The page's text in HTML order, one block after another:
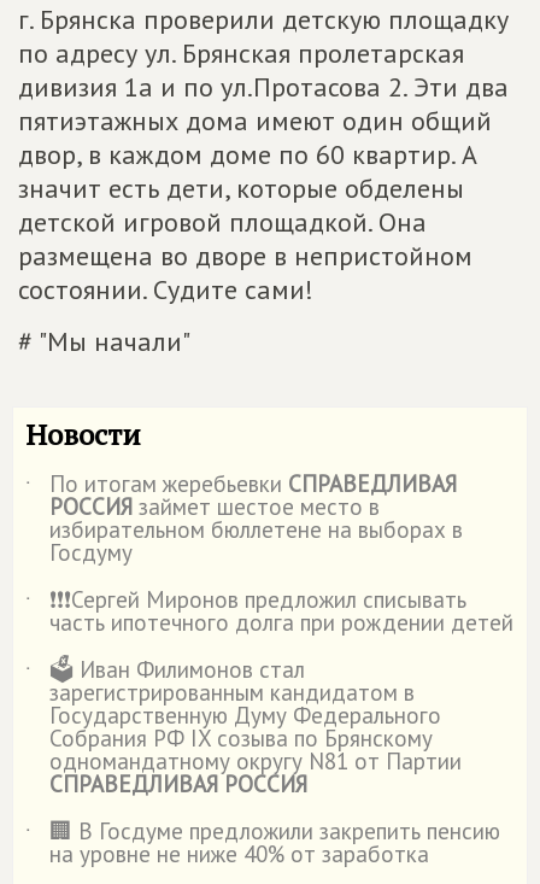
г. Брянска проверили детскую площадку
по адресу ул. Брянская пролетарская
дивизия 1а и по ул.Протасова 2. Эти два
пятиэтажных дома имеют один общий
двор, в каждом доме по 60 квартир. А
значит есть дети, которые обделены
детской игровой площадкой. Она
размещена во дворе в непристойном
состоянии. Судите сами!
# "Мы начали"
Новости
˙ По итогам жеребьевки СПРАВЕДЛИВАЯ
РОССИЯ займет шестое место в
избирательном бюллетене на выборах в
Госдуму
˙
❗️❗️❗️Сергей Миронов предложил списывать
часть ипотечного долга при рождении детей
˙
🗳️ Иван Филимонов стал
зарегистрированным кандидатом в
Государственную Думу Федерального
Собрания РФ IX созыва по Брянскому
одномандатному округу N81 от Партии
СПРАВЕДЛИВАЯ РОССИЯ
˙
🏢 В Госдуме предложили закрепить пенсию
на уровне не ниже 40% от заработка